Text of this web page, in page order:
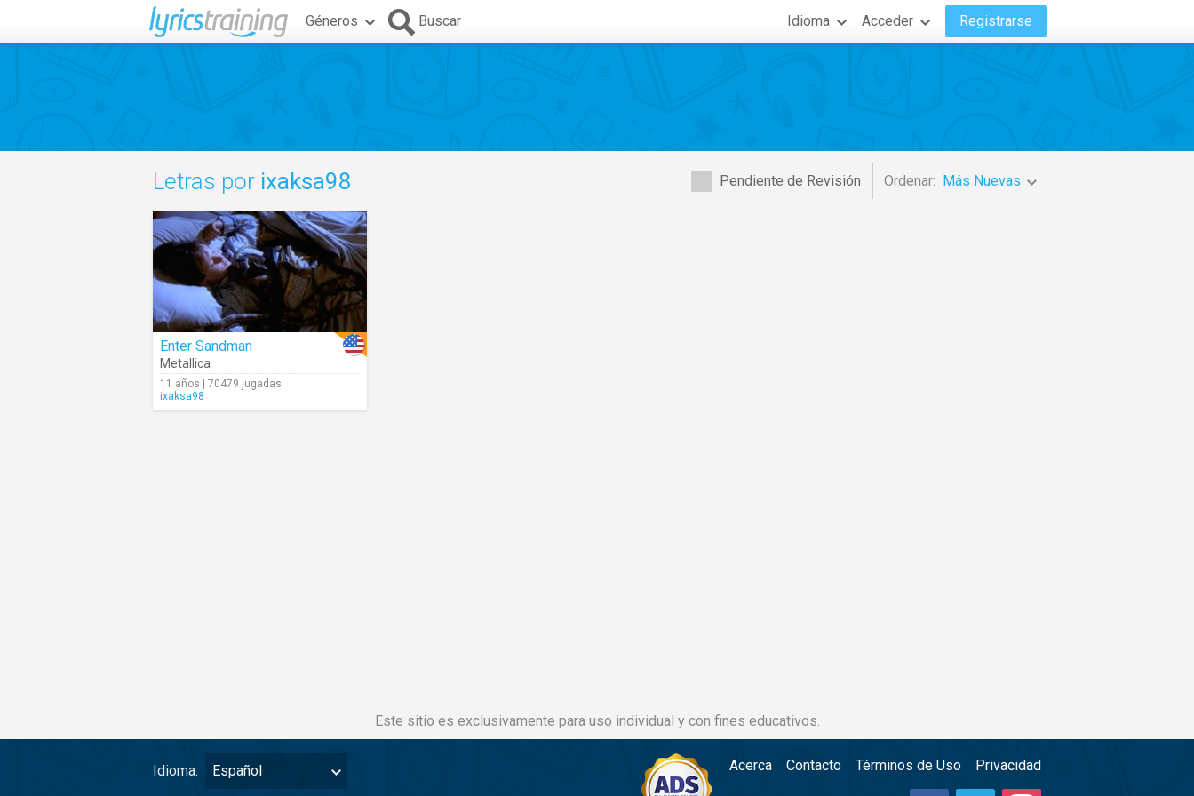
Géneros Buscar Idioma Acceder Registrarse
Pendiente de Revisión Ordenar: Más Nuevas
Letras por ixaksa98
Enter Sandman
Metallica
11 años | 70479 jugadas
ixaksa98
Este sitio es exclusivamente para uso individual y con fines educativos.
Idioma: Español Acerca Contacto Términos de Uso Privacidad